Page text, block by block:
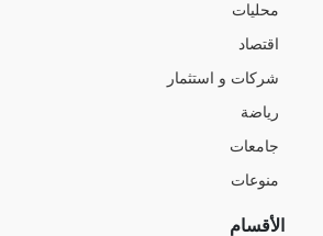
محليات
اقتصاد
شركات و استثمار
رياضة
جامعات
منوعات
الأقسام